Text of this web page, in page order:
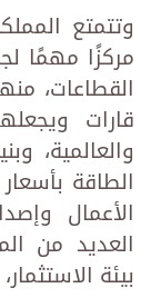
وتتمتع
مركزًا مهمًا
قارات
والعالمية،
الطاقة
الأعمال
العديد من
بيئة